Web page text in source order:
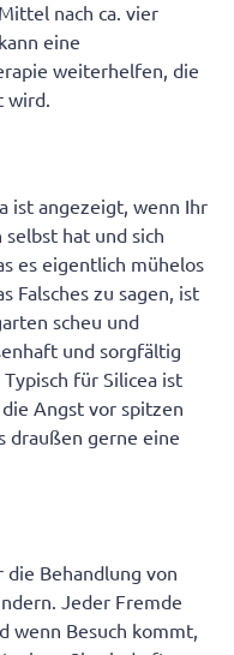
nach ca. vier
eine
weiterhelfen, die
wird.
ist angezeigt, wenn Ihr
selbst hat und sich
es eigentlich mühelos
Falsches zu sagen, ist
scheu und
und sorgfältig
für Silicea ist
Angst vor spitzen
draußen gerne eine
Behandlung von
Jeder Fremde
wenn Besuch kommt,